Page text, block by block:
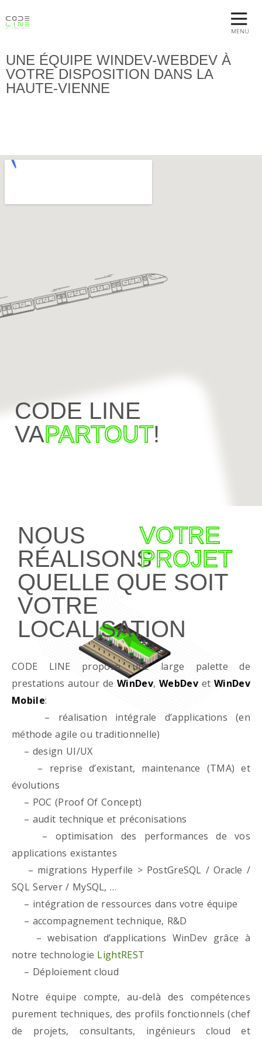
MENU
UNE ÉQUIPE WINDEV-WEBDEV À
VOTRE DISPOSITION DANS LA
HAUTE-VIENNE
CODE LINE
VAPARTOUT!
NOUS
RÉALISONS
VOTRE
PROJET
QUELLE QUE SOIT
VOTRE
LOCALISATION
CODE LINE propose une large palette de
prestations autour deWinDev,WebDevet WinDev
Mobile:
– réalisation intégrale d’applications (en
méthode agile ou traditionnelle)
– design UI/UX
– reprise d’existant, maintenance (TMA) et
évolutions
– POC (Proof Of Concept)
– audit technique et préconisations
– optimisation des performances de vos
applications existantes
– migrations Hyperfile > PostGreSQL / Oracle /
SQL Server / MySQL, …
– intégration de ressources dans votre équipe
– accompagnement technique, R&D
– webisation d’applications WinDev grâce à
notre technologie LightREST
– Déploiement cloud
Notre équipe compte, au-delà des compétences
purement techniques, des profils fonctionnels (chef
de projets, consultants, ingénieurs cloud et